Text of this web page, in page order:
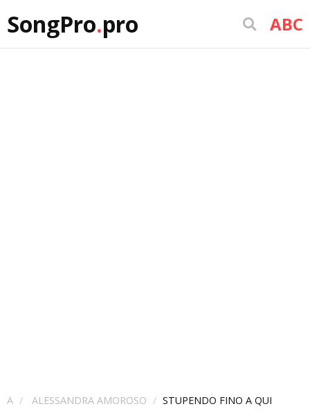
SongPro.pro ABC
A ALESSANDRA AMOROSO STUPENDO FINO A QUI